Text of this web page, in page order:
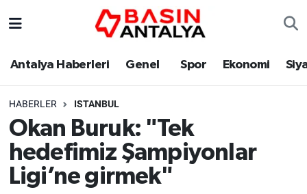
Antalya Haberleri Genel Spor Ekonomi
HABERLER ISTANBUL
Okan Buruk: "Tek
hedefimiz Şampiyonlar
Ligi’ne girmek"